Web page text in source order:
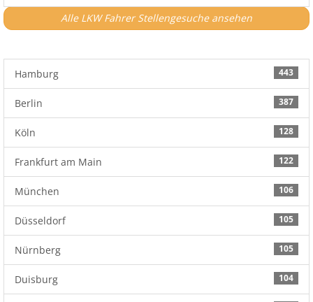
Alle LKW Fahrer Stellengesuche ansehen
443
Hamburg
387
Berlin
128
Köln
122
Frankfurt am Main
106
München
105
Düsseldorf
105
Nürnberg
104
Duisburg